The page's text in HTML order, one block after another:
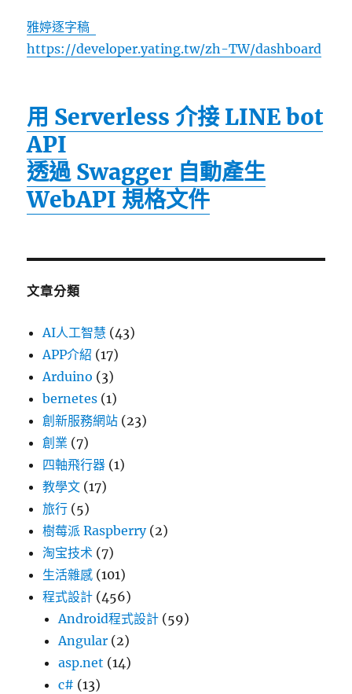
雅婷逐字稿
https://developer.yating.tw/zh-TW/dashboard
用 Serverless 介接 LINE bot
API
透過 Swagger 自動產生
WebAPI 規格文件
文章分類
AI人工智慧 (43)
APP介紹 (17)
Arduino (3)
bernetes (1)
創新服務網站 (23)
創業 (7)
四軸飛行器 (1)
教學文 (17)
旅行 (5)
樹莓派 Raspberry(2)
淘宝技术 (7)
生活雜感 (101)
程式設計 (456)
Android程式設計 (59)
Angular (2)
asp.net (14)
c# (13)